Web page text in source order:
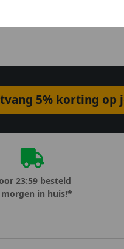
5% korting op
23:59 besteld
morgen in huis!*